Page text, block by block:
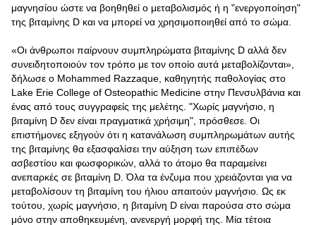
μαγνησίου ώστε να βοηθηθεί ο μεταβολισμός ή η "ενεργοποίηση"
της βιταμίνης D και να μπορεί να χρησιμοποιηθεί από το σώμα.
«Οι άνθρωποι παίρνουν συμπληρώματα βιταμίνης D αλλά δεν
συνειδητοποιούν τον τρόπο με τον οποίο αυτά μεταβολίζονται»,
δήλωσε ο Mohammed Razzaque, καθηγητής παθολογίας στο
Lake Erie College of Osteopathic Medicine στην Πενσυλβάνια και
ένας από τους συγγραφείς της μελέτης. "Χωρίς μαγνήσιο, η
βιταμίνη D δεν είναι πραγματικά χρήσιμη", πρόσθεσε. Οι
επιστήμονες εξηγούν ότι η κατανάλωση συμπληρωμάτων αυτής
της βιταμίνης θα εξασφαλίσει την αύξηση των επιπέδων
ασβεστίου και φωσφορικών, αλλά το άτομο θα παραμείνει
ανεπαρκές σε βιταμίνη D. Όλα τα ένζυμα που χρειάζονται για να
μεταβολίσουν τη βιταμίνη του ήλιου απαιτούν μαγνήσιο. Ως εκ
τούτου, χωρίς μαγνήσιο, η βιταμίνη D είναι παρούσα στο σώμα
μόνο στην αποθηκευμένη, ανενεργή μορφή της. Μία τέτοια